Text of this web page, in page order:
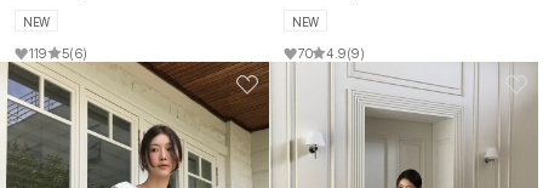
NEW
119 5(6)
NEW
70 4.9(9)